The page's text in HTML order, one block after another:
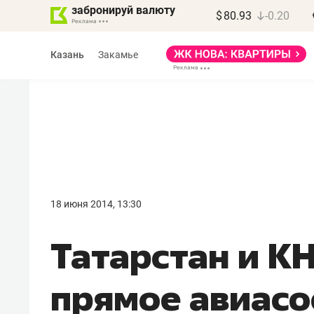
забронируй валюту $ 80.93 -0.20
Казань Закамье
18 июня 2014, 13:30
Татарстан и
прямое
правил, бизнес может
потерять минимум